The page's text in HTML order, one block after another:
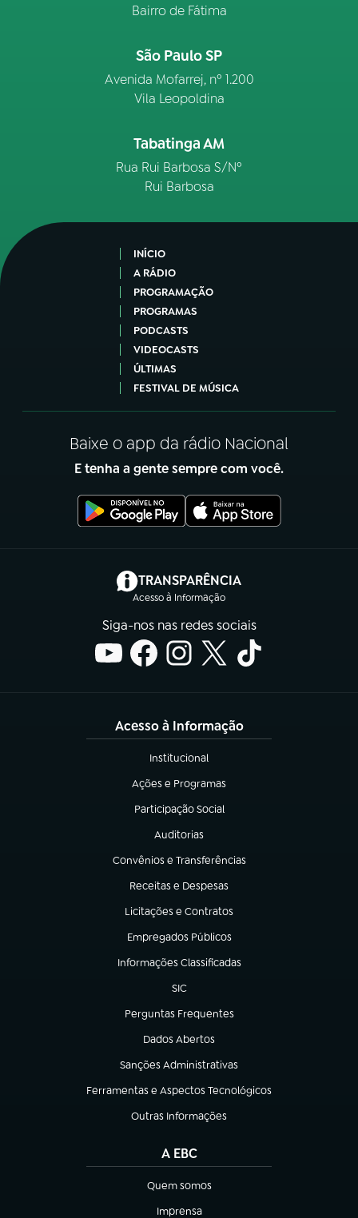
Bairro de Fátima
São Paulo SP
Avenida Mofarrej, nº 1.200
Vila Leopoldina
Tabatinga AM
Rua Rui Barbosa S/Nº
Rui Barbosa
INÍCIO
A RÁDIO
PROGRAMAÇÃO
PROGRAMAS
PODCASTS
VIDEOCASTS
ÚLTIMAS
FESTIVAL DE MÚSICA
Baixe o app da rádio Nacional
E tenha a gente sempre com você.
TRANSPARÊNCIA
Acesso à Informação
(abre em nova aba)
Siga-nos nas redes sociais
Acesso à Informação
Institucional
(abre em nova aba)
Ações e Programas
(abre em nova aba)
Participação Social
(abre em nova aba)
Auditorias
(abre em nova aba)
Convênios e Transferências
(abre em nova aba)
Receitas e Despesas
(abre em nova aba)
Licitações e Contratos
(abre em nova aba)
Empregados Públicos
(abre em nova aba)
Informações Classificadas
(abre em nova aba)
SIC
(abre em nova aba)
Perguntas Frequentes
(abre em nova aba)
Dados Abertos
(abre em nova aba)
Sanções Administrativas
(abre em nova aba)
Ferramentas e Aspectos Tecnológicos
(abre em nova aba)
Outras Informações
(abre em nova aba)
A EBC
Quem somos
(abre em nova aba)
Imprensa